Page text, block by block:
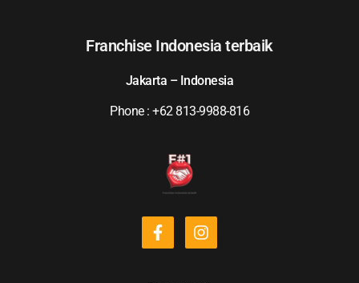
Franchise Indonesia terbaik
Jakarta – Indonesia
Phone : +62 813-9988-816